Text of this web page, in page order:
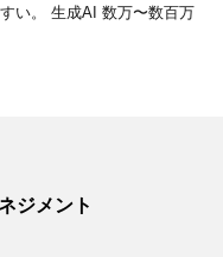
い。 生成AI 数万〜数百万
ジメント